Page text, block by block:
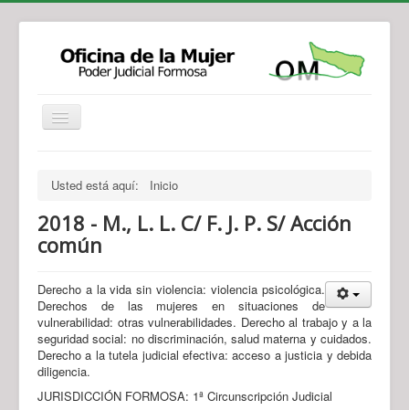
Legislación
Novedades
Recursos y Servicios de Atención
Contacto
Usted está aquí: Inicio
2018 - M., L. L. C/ F. J. P. S/ Acción
común
Derecho a la vida sin violencia: violencia psicológica.
Derechos de las mujeres en situaciones de
vulnerabilidad: otras vulnerabilidades. Derecho al trabajo y a la
seguridad social: no discriminación, salud materna y cuidados.
Derecho a la tutela judicial efectiva: acceso a justicia y debida
diligencia.
JURISDICCIÓN FORMOSA: 1ª Circunscripción Judicial